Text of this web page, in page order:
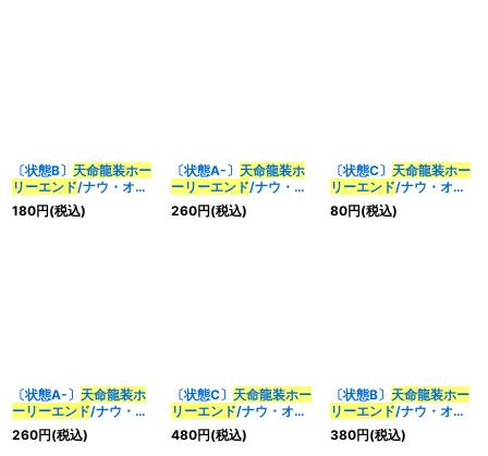
〔状態B〕 天命龍装ホー
リーエンド/ナウ・オ
ア・ネバー【SR】
{25SP13/16}《多》
180円(税込)
〔状態A-〕 天命龍装ホ
ーリーエンド/ナウ・オ
ア・ネバー【SR】
{25SP13/16}《多》
260円(税込)
〔状態C〕 天命龍装ホー
リーエンド/ナウ・オ
ア・ネバー【SR】
{22BD34/14}《多》
80円(税込)
〔状態A-〕 天命龍装ホ
ーリーエンド/ナウ・オ
ア・ネバー【SR】
{22BD34/14}《多》
260円(税込)
〔状態C〕 天命龍装ホー
リーエンド/ナウ・オ
ア・ネバー【SR】
{RP1811B/20}《多》
480円(税込)
〔状態B〕 天命龍装ホー
リーエンド/ナウ・オ
ア・ネバー【SR】
{RP1811A/20}《多》
380円(税込)